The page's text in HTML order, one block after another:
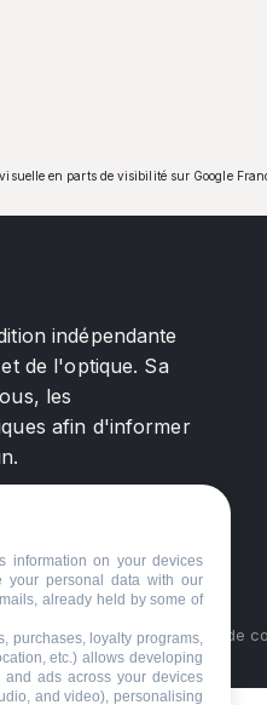
en parts de visibilité sur Google
indépendante
de l'optique. Sa
les
afin d'informer
légales Politique de
information on your devices
your personal data with our
already held by some of
purchases, loyalty programs,
etc.) allows developing
and ads across your devices
and video), personalising